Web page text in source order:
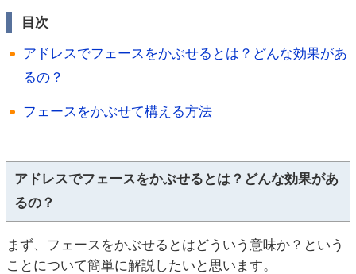
目次
アドレスでフェースをかぶせるとは？どんな効果があ
るの？
フェースをかぶせて構える方法
アドレスでフェースをかぶせるとは？どんな効果があ
るの？
まず、フェースをかぶせるとはどういう意味か？という
ことについて簡単に解説したいと思います。